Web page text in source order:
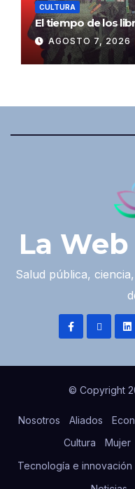
CULTURA
El tiempo de los
AGOSTO 7, 2026
La
Salud pública,
© Copyright
Nosotros Aliados
Cultura
Mujer
Tecnología e innovación